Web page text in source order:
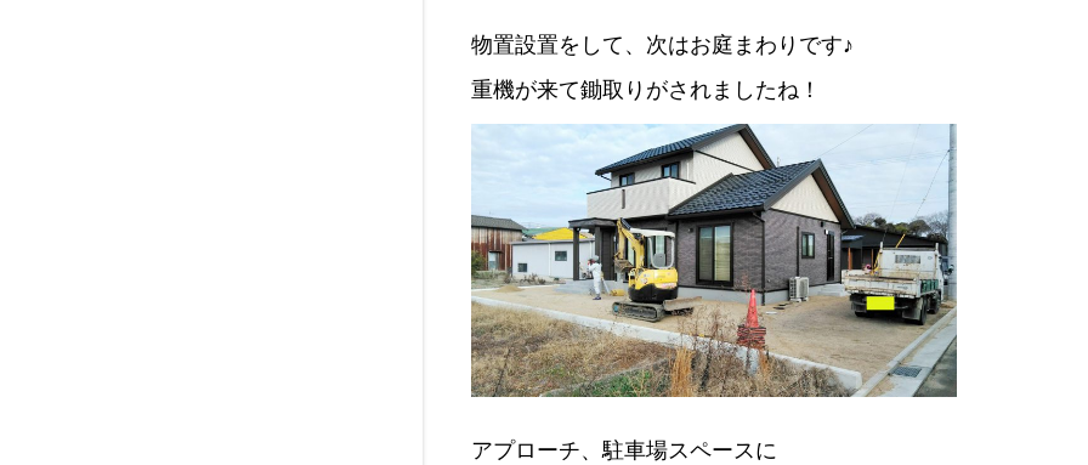
物置設置をして、次はお庭まわりです♪
重機が来て鋤取りがされましたね！
アプローチ、駐車場スペースに